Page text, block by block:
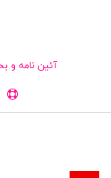
آئین نامه و